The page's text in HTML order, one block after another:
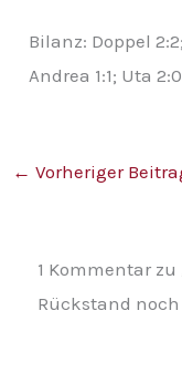
Bilanz: Doppel
Andrea 1:1; Uta
← Vorheriger
1 Kommentar
Rückstand noch